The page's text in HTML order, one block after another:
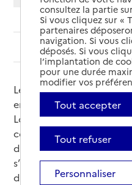
Sommaire
Les CCAS (centres
en charge de l’action
Lorsqu’il n’y a pas de
communes de moins de
directement à la mairie
s’adresser ou à
d’un centre
consultez la partie
Si vous cliquez sur «
partenaires
navigation. Si vous
déposés. Si vous
l’implantation de
pour une durée
modifier vos
Tout accepter
Tout refuser
Personnaliser